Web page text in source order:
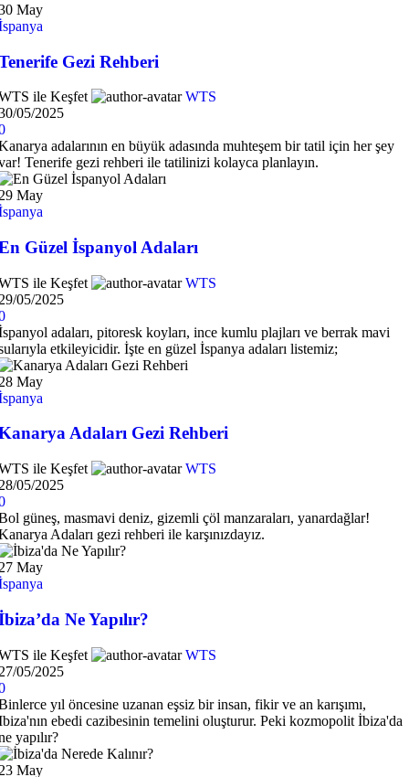
May
Gezi Rehberi
ile Keşfet
WTS
05/2025
adalarının en büyük adasında muhteşem bir tatil için her şey
Tenerife gezi rehberi ile tatilinizi kolayca planlayın.
May
Güzel İspanyol Adaları
ile Keşfet
WTS
05/2025
adaları, pitoresk koyları, ince kumlu plajları ve berrak mavi
etkileyicidir. İşte en güzel İspanya adaları listemiz;
May
Adaları Gezi Rehberi
ile Keşfet
WTS
05/2025
güneş, masmavi deniz, gizemli çöl manzaraları, yanardağlar!
Adaları gezi rehberi ile karşınızdayız.
May
Ne Yapılır?
ile Keşfet
WTS
05/2025
yıl öncesine uzanan eşsiz bir insan, fikir ve an karışımı,
ebedi cazibesinin temelini oluşturur. Peki kozmopolit İbiza'da
yapılır?
May